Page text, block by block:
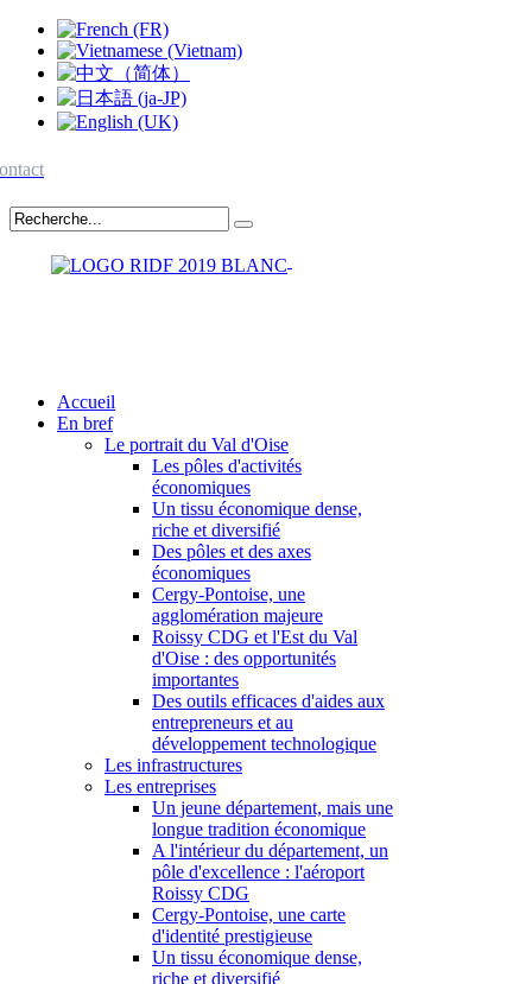
Accueil
En bref
Le portrait du Val d'Oise
Les pôles d'activités
économiques
Un tissu économique dense,
riche et diversifié
Des pôles et des axes
économiques
Cergy-Pontoise, une
agglomération majeure
Roissy CDG et l'Est du Val
d'Oise : des opportunités
importantes
Des outils efficaces d'aides aux
entrepreneurs et au
développement technologique
Les infrastructures
Les entreprises
Un jeune département, mais une
longue tradition économique
A l'intérieur du département, un
pôle d'excellence : l'aéroport
Roissy CDG
Cergy-Pontoise, une carte
d'identité prestigieuse
Un tissu économique dense,
riche et diversifié